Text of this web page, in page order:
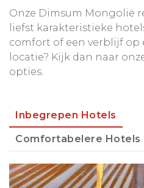
Onze Dimsum Mongolië
liefst karakteristieke
comfort of een verblijf op
locatie? Kijk dan naar
opties.
Inbegrepen Hotels
Comfortabelere Hotels